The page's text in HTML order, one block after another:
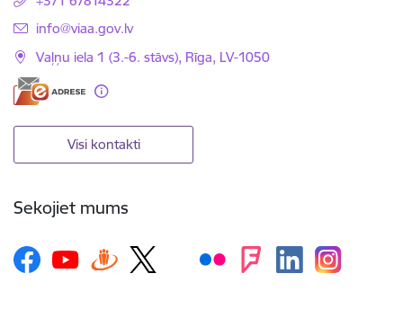
E-pasts:
info@viaa.gov.lv
Vaļņu iela 1 (3.-6. stāvs), Rīga, LV-1050
Visi kontakti
Sekojiet mums